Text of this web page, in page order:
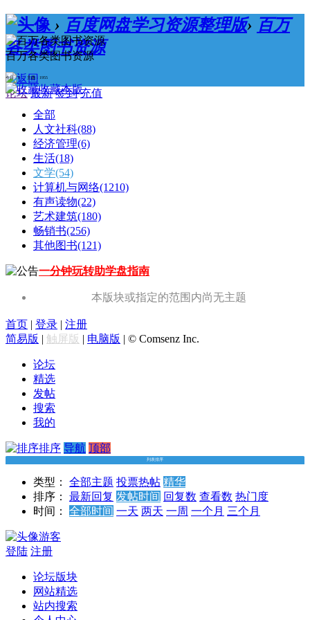
› 百度网盘学习资源整理版› 百万
各类图书资源
论坛 最新 签到 充值
百万各类图书资源
今日：0 / 主题：1955
收藏本版
全部
人文社科(88)
经济管理(6)
生活(18)
文学(54)
计算机与网络(1210)
有声读物(22)
艺术建筑(180)
畅销书(256)
其他图书(121)
一分钟玩转助学盘指南
本版块或指定的范围内尚无主题
首页 | 登录 | 注册
简易版 | 触屏版 | 电脑版 | © Comsenz Inc.
论坛
精选
发帖
搜索
我的
排序 导航 顶部
列表排序
类型： 全部主题 投票热帖 精华
排序：
最新回复 发帖时间 回复数 查看数 热门度
时间：
全部时间 一天 两天 一周 一个月 三个月
游客
登陆 注册
论坛版块
网站精选
站内搜索